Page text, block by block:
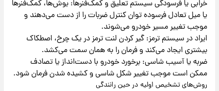
خرابی یا فرسودگی سیستم تعلیق و کمک‌فنرها: بوش‌ها، کمک‌فنرها
یا میل تعادل فرسوده توان کنترل ضربات را از دست می‌دهند و
موجب تغییر مسیر خودرو می‌شوند.
ایراد در سیستم ترمز: گیر کردن لنت ترمز در یک چرخ، اصطکاک
بیشتری ایجاد می‌کند و فرمان را به همان سمت می‌کشد.
ضربه یا آسیب شاسی: برخورد خودرو با دست‌انداز یا تصادف
ممکن است موجب تغییر شکل شاسی و کشیده شدن فرمان شود.
روش‌های تشخیص اولیه در حین رانندگی